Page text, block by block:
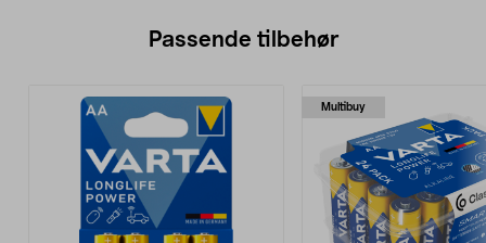
Passende tilbehør
Multibuy